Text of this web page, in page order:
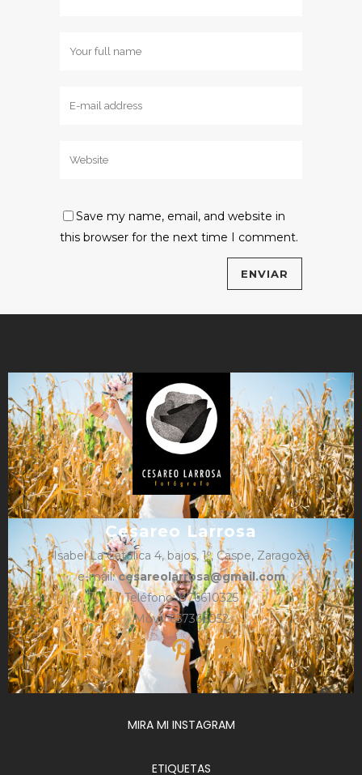
Save my name, email, and website in
this browser for the next time I comment.
Cesareo Larrosa
Isabel La Católica 4, bajos, 1º, Caspe, Zaragoza
e-mail:cesareolarrosa@gmail.com
Teléfono: 876610325
Móvil: 657366052
MIRA MI INSTAGRAM
ETIQUETAS